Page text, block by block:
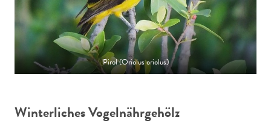
Pirol (Oriolus oriolus)
Winterliches Vogelnährgehölz